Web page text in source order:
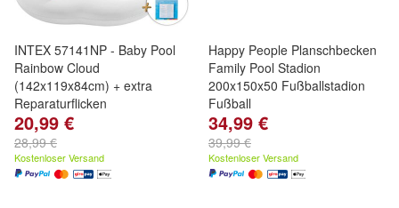
INTEX 57141NP - Baby Pool
Rainbow Cloud
(142x119x84cm) + extra
Reparaturflicken
20,99 €
28,99 €
Kostenloser Versand
Happy People Planschbecken
Family Pool Stadion
200x150x50 Fußballstadion
Fußball
34,99 €
39,99 €
Kostenloser Versand